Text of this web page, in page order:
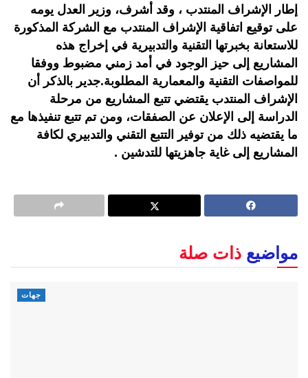
إطار الإشراف المنتدب ، وقد أشرف، وزير العدل يومه
على توقيع اتفاقية الإشراف المنتدب مع الشركة المذكورة
للاستعانة بخبرتها التقنية والتدبيرية في إخراج هذه
المشاريع إلى حيز الوجود في أمد زمني مضبوط ووفقا
للمواصفات التقنية والمعمارية المطلوبة.جدير بالذكر أن
الإشراف المنتدب يقتضي تتبع المشاريع من مرحلة
الدراسة إلى الإعلان عن الصفقات، ومن تم تتبع تنفيذها مع
ما يقتضيه ذلك من توفير التتبع التقني والتدبيري لكافة
المشاريع إلى غاية جاهزيتها للتدشين .
مواضيع ذات صلة
جهات